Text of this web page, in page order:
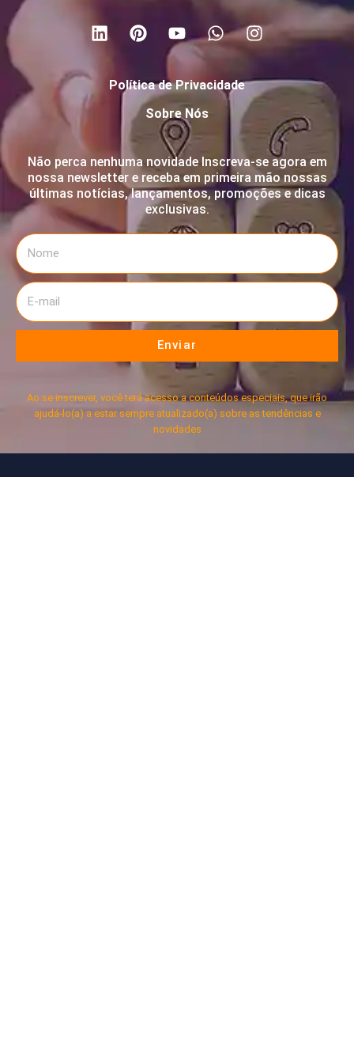
Política de Privacidade
Sobre Nós
Não perca nenhuma novidade Inscreva-se agora em
nossa newsletter e receba em primeira mão nossas
últimas notícias, lançamentos, promoções e dicas
exclusivas.
Enviar
Ao se inscrever, você terá acesso a conteúdos especiais, que irão
ajudá-lo(a) a estar sempre atualizado(a) sobre as tendências e
novidades